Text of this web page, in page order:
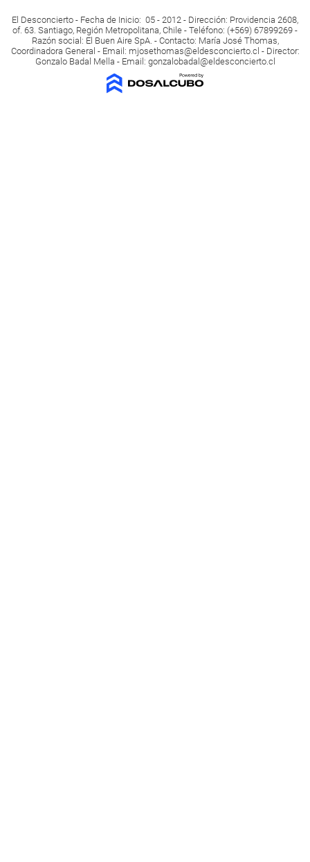
El Desconcierto - Fecha de Inicio: 05 - 2012 - Dirección: Providencia 2608,
of. 63. Santiago, Región Metropolitana, Chile - Teléfono: (+569) 67899269 -
Razón social: El Buen Aire SpA. - Contacto: María José Thomas,
Coordinadora General - Email: mjosethomas@eldesconcierto.cl - Director:
Gonzalo Badal Mella - Email: gonzalobadal@eldesconcierto.cl